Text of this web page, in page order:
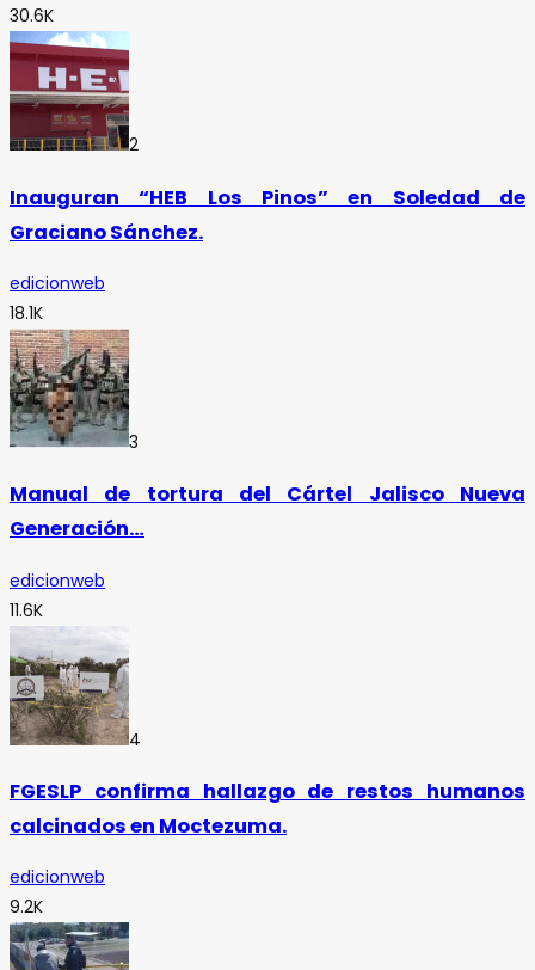
30.6K
2
Inauguran “HEB Los Pinos” en Soledad de
Graciano Sánchez.
edicionweb
18.1K
3
Manual de tortura del Cártel Jalisco Nueva
Generación…
edicionweb
11.6K
4
FGESLP confirma hallazgo de restos humanos
calcinados en Moctezuma.
edicionweb
9.2K